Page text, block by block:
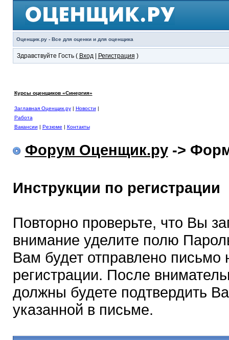
Оценщик.ру - Все для оценки и для оценщика
Здравствуйте Гость ( Вход| Регистрация )
Курсы оценщиков «Синергия»
Заглавная Оценщик.ру| Новости |
Работа
Вакансии | Резюме | Контакты
Форум Оценщик.ру->
Инструкции по регистрации
Повторно проверьте, что Вы
внимание уделите полю
Вам будет отправлено
регистрации. После
должны будете подтвердить
указанной в письме.